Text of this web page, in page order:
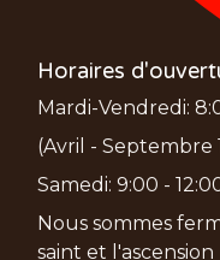
Horaires
Mardi-Vendredi:
(Avril - Septembre
Samedi: 9:00 -
Nous sommes
saint et l'ascension